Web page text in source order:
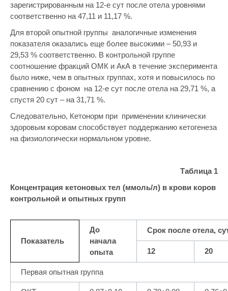
зарегистрированным на 12-е сут после отела уровнями
соответственно на 47,11 и 11,17 %.
Для второй опытной группы аналогичные изменения
показателя оказались еще более высокими – 50,93 и
29,53 % соответственно. В контрольной группе
соотношение фракций ОМК и АкА в течение эксперимента
было ниже, чем в опытных группах, хотя и повысилось по
сравнению с фоном на 12-е сут после отела на 29,71 %, а
спустя 20 сут – на 31,71 %.
Следовательно, Кетонорм при применении клинически
здоровым коровам способствует поддержанию кетогенеза
на физиологически нормальном уровне.
Таблица 1
Концентрация кетоновых тел (ммоль/л) в крови коров
контрольной и опытных групп
Показатель
До
начала
опыта
Срок после отела,
12 20
Первая опытная группа